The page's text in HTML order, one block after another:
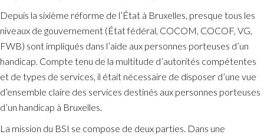
Depuis la sixième réforme de l’État à Bruxelles, presque tous les
niveaux de gouvernement (État fédéral, COCOM, COCOF, VG,
FWB) sont impliqués dans l’aide aux personnes porteuses d’un
handicap. Compte tenu de la multitude d’autorités compétentes
et de types de services, il était nécessaire de disposer d’une vue
d’ensemble claire des services destinés aux personnes porteuses
d’un handicap à Bruxelles.
La mission du BSI se compose de deux parties. Dans une